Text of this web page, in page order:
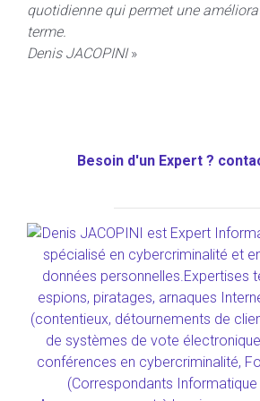
quotidienne qui permet une
terme.
Denis JACOPINI»
Besoin d'un Expert ?